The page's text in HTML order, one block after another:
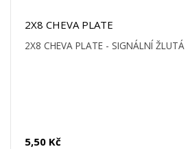
2X8 CHEVA PLATE
2X8 CHEVA PLATE - SIGNÁLNÍ ŽLUTÁ
5,50 Kč